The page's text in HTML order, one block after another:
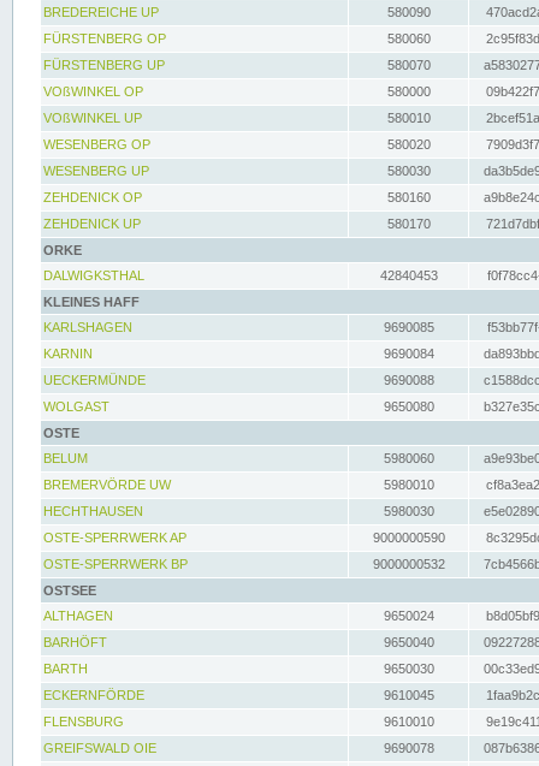
BREDEREICHE UP
580090
FÜRSTENBERG OP
580060
FÜRSTENBERG UP
580070
VOßWINKEL OP
580000
VOßWINKEL UP
580010
WESENBERG OP
580020
WESENBERG UP
580030
ZEHDENICK OP
580160
ZEHDENICK UP
580170
ORKE
DALWIGKSTHAL
42840453
KLEINES HAFF
KARLSHAGEN
9690085
KARNIN
9690084
UECKERMÜNDE
9690088
WOLGAST
9650080
OSTE
BELUM
5980060
BREMERVÖRDE UW
5980010
HECHTHAUSEN
5980030
OSTE-SPERRWERK AP
9000000590
OSTE-SPERRWERK BP
9000000532
OSTSEE
ALTHAGEN
9650024
BARHÖFT
9650040
BARTH
9650030
ECKERNFÖRDE
9610045
FLENSBURG
9610010
GREIFSWALD OIE
9690078